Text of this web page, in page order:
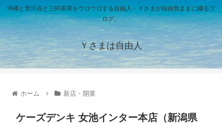
沖縄と世田谷と三軒茶屋をウロウロする自由人・Ｙさまが自由気ままに綴るブ
ログ。
Ｙさまは自由人
ホーム 新店・開業
ケーズデンキ 女池インター本店（新潟県